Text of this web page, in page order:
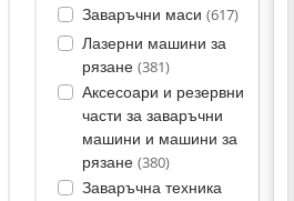
Заваръчни маси (617)
Лазерни машини за
рязане (381)
Аксесоари и резервни
части за заваръчни
машини и машини за
рязане (380)
Заваръчна техника